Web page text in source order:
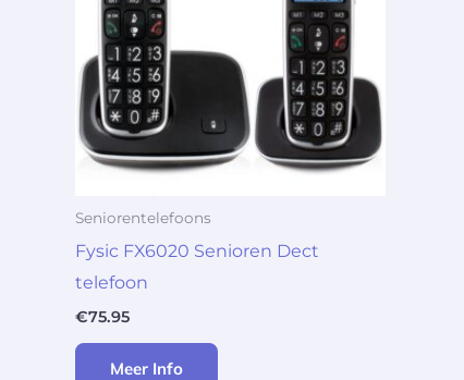
Seniorentelefoons
Fysic FX6020 Senioren Dect
telefoon
€75.95
Meer Info